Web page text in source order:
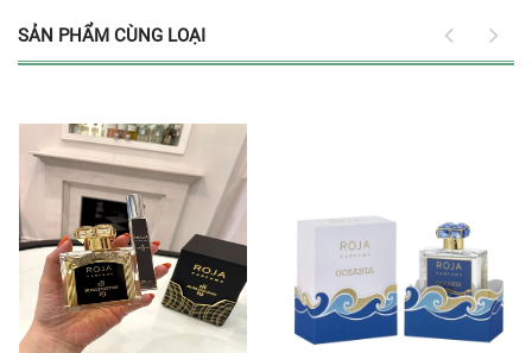
SẢN PHẨM CÙNG LOẠI